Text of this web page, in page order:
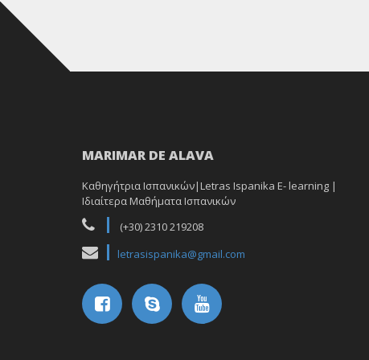
MARIMAR DE ALAVA
Καθηγήτρια Ισπανικών|Letras Ispanika E- learning |
Ιδιαίτερα Μαθήματα Ισπανικών
(+30) 2310 219208
letrasispanika@gmail.com